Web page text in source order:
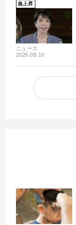
急上昇
ニュース
2026.08.10